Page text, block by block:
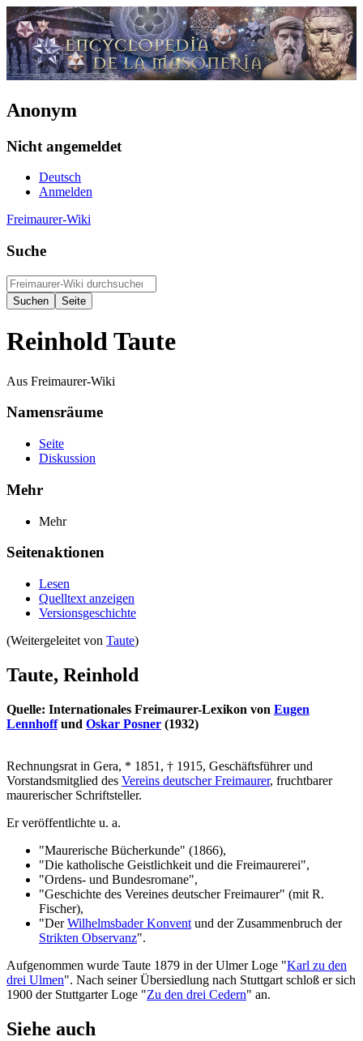
Anonym
Nicht angemeldet
Deutsch
Anmelden
Freimaurer-Wiki
Suche
Reinhold Taute
Aus Freimaurer-Wiki
Namensräume
Seite
Diskussion
Mehr
Mehr
Seitenaktionen
Lesen
Quelltext anzeigen
Versionsgeschichte
(Weitergeleitet von Taute)
Taute, Reinhold
Quelle: Internationales Freimaurer-Lexikon von Eugen
Lennhoffund Oskar Posner (1932)
Rechnungsrat in Gera, * 1851, † 1915, Geschäftsführer und
Vorstandsmitglied des Vereins deutscher Freimaurer, fruchtbarer
maurerischer Schriftsteller.
Er veröffentlichte u. a.
"Maurerische Bücherkunde" (1866),
"Die katholische Geistlichkeit und die Freimaurerei",
"Ordens- und Bundesromane",
"Geschichte des Vereines deutscher Freimaurer" (mit R.
Fischer),
"DerWilhelmsbader Konvent und der Zusammenbruch der
Strikten Observanz".
Aufgenommen wurde Taute 1879 in der Ulmer Loge "Karl zu den
drei Ulmen". Nach seiner Übersiedlung nach Stuttgart schloß er sich
1900 der Stuttgarter Loge "Zu den drei Cedern" an.
Siehe auch